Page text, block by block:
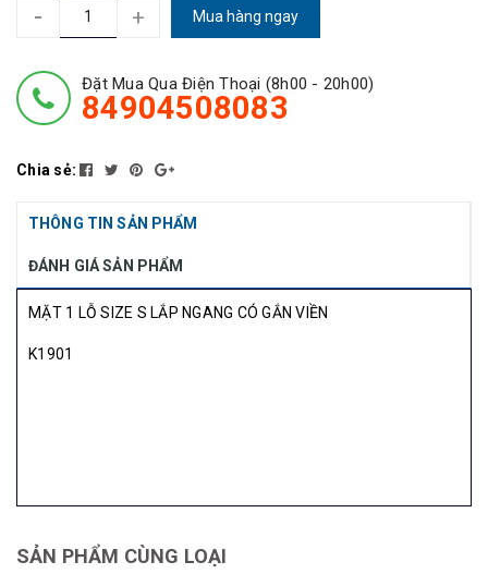
- + Mua hàng ngay
Đặt Mua Qua Điện Thoại (8h00 - 20h00)
84904508083
Chia sẻ:
THÔNG TIN SẢN PHẨM
ĐÁNH GIÁ SẢN PHẨM
MẶT 1 LỖ SIZE S LẮP NGANG CÓ GẮN VIỀN
K1901
SẢN PHẨM CÙNG LOẠI